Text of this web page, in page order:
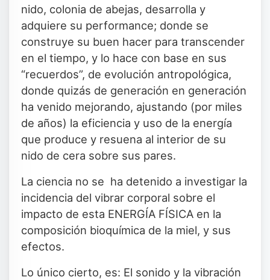
nido, colonia de abejas, desarrolla y
adquiere su performance; donde se
construye su buen hacer para transcender
en el tiempo, y lo hace con base en sus
“recuerdos”, de evolución antropológica,
donde quizás de generación en generación
ha venido mejorando, ajustando (por miles
de años) la eficiencia y uso de la energía
que produce y resuena al interior de su
nido de cera sobre sus pares.
La ciencia no se ha detenido a investigar la
incidencia del vibrar corporal sobre el
impacto de esta ENERGÍA FÍSICA en la
composición bioquímica de la miel, y sus
efectos.
Lo único cierto, es: El sonido y la vibración